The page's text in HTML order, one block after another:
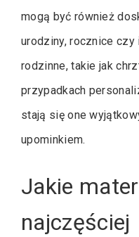
mogą być również
urodziny, rocznice czy
rodzinne, takie jak
przypadkach
stają się one
upominkiem.
Jakie
najczęściej